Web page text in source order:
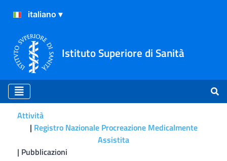
Istituto Superiore di Sanità
Attività
Registro Nazionale Procreazione Medicalmente
Assistita
Pubblicazioni